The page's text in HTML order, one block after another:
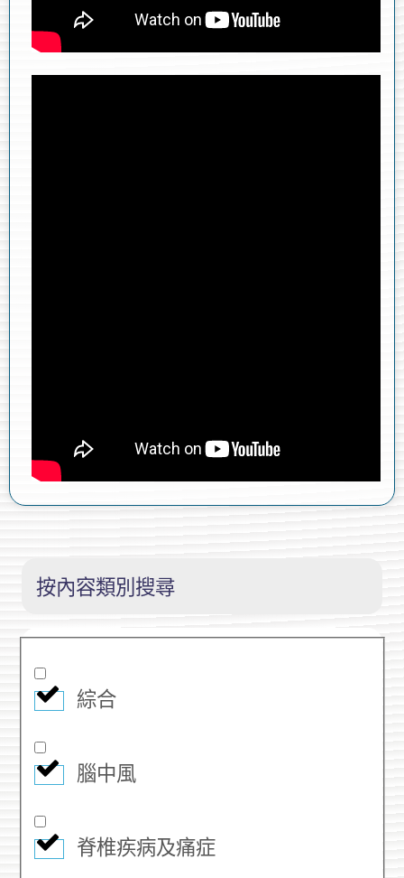
按內容類別搜尋
綜合
腦中風
脊椎疾病及痛症